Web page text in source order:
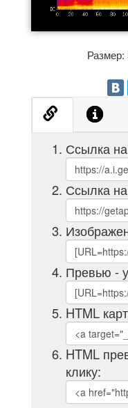
Ссылка на
Ссылка на
Превью -
HTML
HTML
клику: